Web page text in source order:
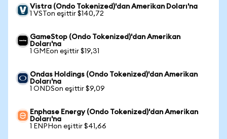
Vistra (Ondo Tokenized)'dan Amerikan Doları'na
1 VSTon eşittir $140,72
GameStop (Ondo Tokenized)'dan Amerikan
Doları'na
1 GMEon eşittir $19,31
Ondas Holdings (Ondo Tokenized)'dan Amerikan
Doları'na
1 ONDSon eşittir $9,09
Enphase Energy (Ondo Tokenized)'dan Amerikan
Doları'na
1 ENPHon eşittir $41,66